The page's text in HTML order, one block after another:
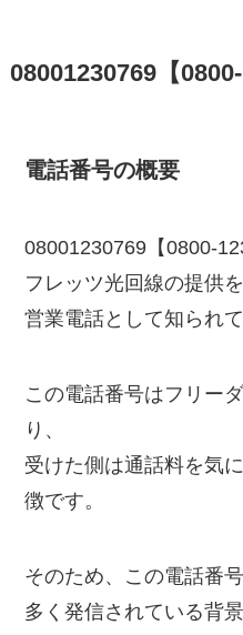
08001230769【
電話番号の概要
08001230769【0800-
フレッツ光回線の提供
営業電話として知られて
この電話番号はフリー
り、
受けた側は通話料を気
徴です。
そのため、この電話番
多く発信されている背景